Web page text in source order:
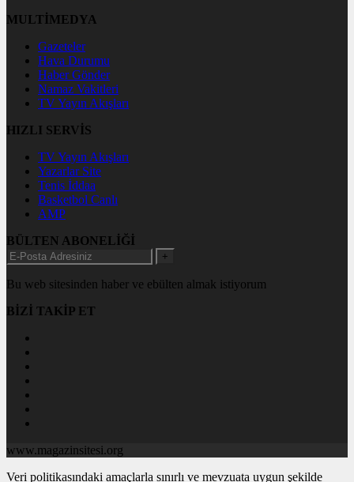
MULTİMEDYA
Gazeteler
Hava Durumu
Haber Gönder
Namaz Vakitleri
TV Yayın Akışları
HIZLI SERVİS
TV Yayın Akışları
Yazarlar Site
Tenis İddaa
Basketbol Canlı
AMP
BÜLTEN ABONELİĞİ
+
Bu web sitesinden haber ve ebülten almak istiyorum
BİZİ TAKİP ET
www.magazinsitesi.org
Veri politikasındaki amaçlarla sınırlı ve mevzuata uygun şekilde